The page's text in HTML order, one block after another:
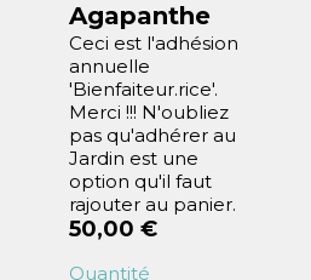
Agapanthe
Ceci est l'adhésion
annuelle
'Bienfaiteur.rice'.
Merci !!! N'oubliez
pas qu'adhérer au
Jardin est une
option qu'il faut
rajouter au panier.
50,00 €
Quantité